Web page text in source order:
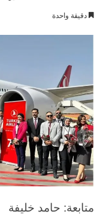
دقيقة واحدة
متابعة: حامد خليفة